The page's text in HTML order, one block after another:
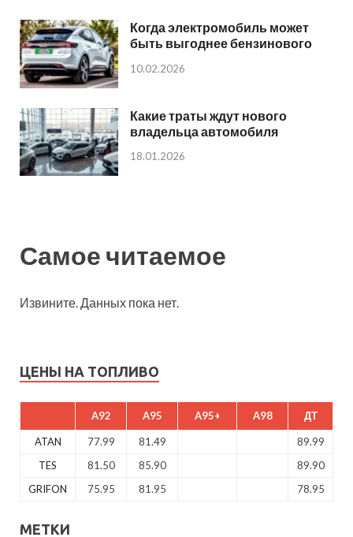
Когда электромобиль может
быть выгоднее бензинового
10.02.2026
Какие траты ждут нового
владельца автомобиля
18.01.2026
Самое читаемое
Извините. Данных пока нет.
ЦЕНЫ НА ТОПЛИВО
A92 A95 A95+ A98 ДТ
ATAN 77.99 81.49
89.99
TES
81.50 85.90
89.90
GRIFON
75.95 81.95 78.95
МЕТКИ